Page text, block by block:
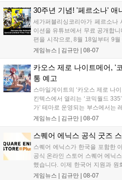
따뜻한 실천에 참여한 모든 임직
30주년 기념! '페르소나' 애
세가퍼블리싱코리아가 페르소나
이션을 유튜브에서 무료 공개합
편을 시작으로, 8월 18일부터 9
월 15일부터 10월 14일까지 페르
영상 및 대형 전광판에 소개될 예
게임뉴스 | 김규만 | 08-07
카오스 제로 나이트메어, '
통 예고
스마일게이트의 ‘카오스 제로 나
킨텍스에서 열리는 ‘코믹월드
가’ 테마로 운영되는 부스에서는
프레 모델 포토존 등 다채로운 행
세한 정보는 공식 커뮤니티에서
게임뉴스 | 김규만 | 08-07
스퀘어 에닉스 공식 굿즈
스퀘어 에닉스가 한국을 포함한
공식 온라인 스토어 스퀘어 에닉
했습니다. 이제 한국어 지원과 원
어 등 주요 게임의 피규어, 굿즈를
게임뉴스 | 김규만 | 08-07